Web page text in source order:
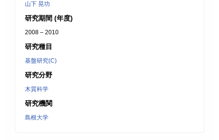
山下 晃功
研究期間 (年度)
2008 – 2010
研究種目
基盤研究(C)
研究分野
木質科学
研究機関
島根大学